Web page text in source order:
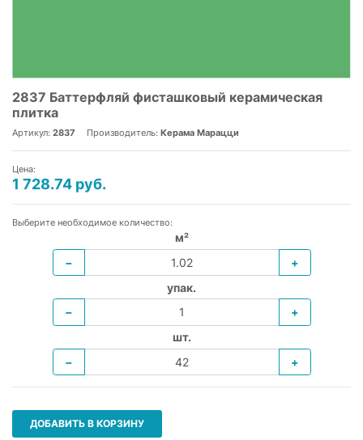
2837 Баттерфляй фисташковый керамическая
плитка
Артикул: 2837 Производитель: Керама Марацци
Цена:
1 728.74 руб.
Выберите необходимое количество:
м²
−
+
упак.
−
+
шт.
−
+
ДОБАВИТЬ В КОРЗИНУ